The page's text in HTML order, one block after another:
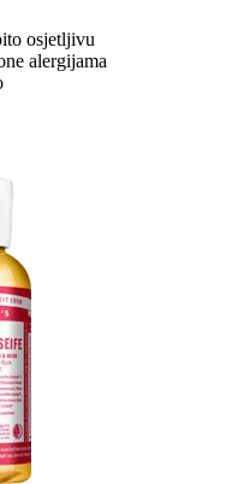
osjetljivu
alergijama